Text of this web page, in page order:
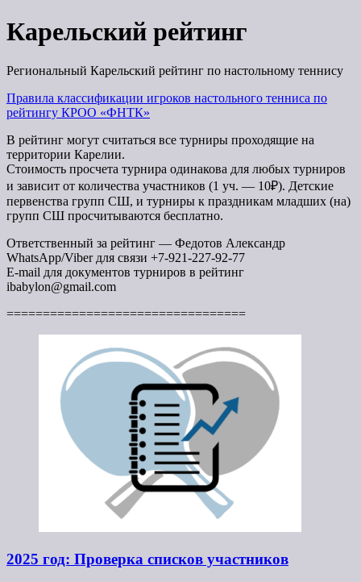
Карельский рейтинг
Региональный Карельский рейтинг по настольному теннису
Правила классификации игроков настольного тенниса по
рейтингу КРОО «ФНТК»
В рейтинг могут считаться все турниры проходящие на
территории Карелии.
Стоимость просчета турнира одинакова для любых турниров
и зависит от количества участников (1 уч. — 10₽). Детские
первенства групп СШ, и турниры к праздникам младших (на)
групп СШ просчитываются бесплатно.
Ответственный за рейтинг — Федотов Александр
WhatsApp/Viber для связи +7-921-227-92-77
E-mail для документов турниров в рейтинг
ibabylon@gmail.com
=================================
2025 год: Проверка списков участников